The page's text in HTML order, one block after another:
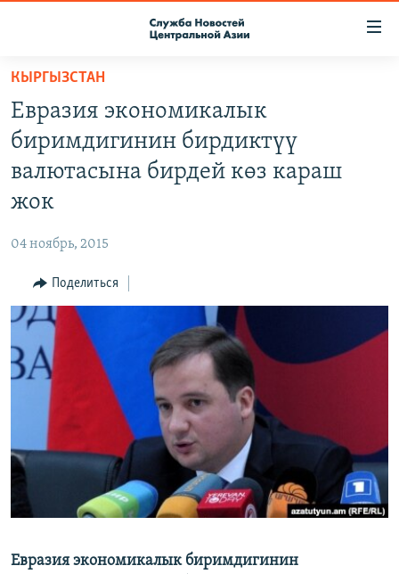
Вернуться
основному
содержанию
Вернутся
главной
Вернутся
поиску
ПОДПИСКА
КОНТАКТЫ
МИГРАНТ МЕДИА
КЫРГЫЗСТАН
Евразия экономикалык
биримдигинин бирдиктүү
валютасына бирдей көз караш
жок
04 ноябрь, 2015
Поделиться
Евразия экономикалык биримдигинин